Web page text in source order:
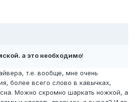
а это необходимо!
т.е. вообще, мне очень
более всего слово в кавычках,
Можно скромно шаркать ножкой, а